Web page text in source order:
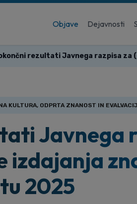
Objave Dejavnosti
rezultati Javnega razpisa za
KULTURA, ODPRTA ZNANOST IN
Javnega
izdajanja
2025